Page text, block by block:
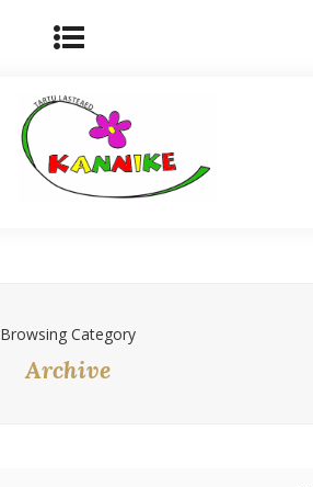
Browsing Category
Archive